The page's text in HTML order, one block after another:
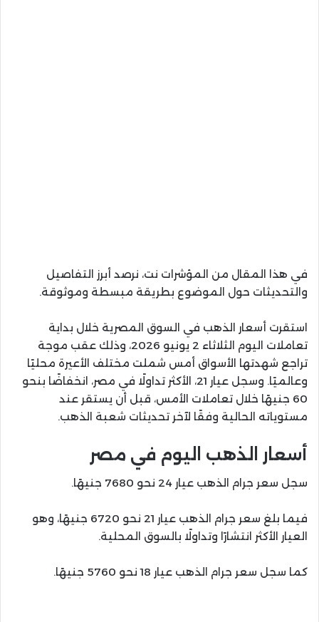
في هذا المقال من المؤشرات نت، نرصد أبرز التفاصيل
والتحديثات حول الموضوع بطريقة مبسطة وموثوقة.
استقرت أسعار الذهب في السوق المصرية خلال بداية
تعاملات اليوم الثلاثاء 2 يونيو 2026، وذلك عقب موجة
تراجع شهدتها الأسواق أمس شملت مختلف الأعيرة محليًا
وعالميًا. وسجل عيار 21، الأكثر تداولًا في مصر، انخفاضًا بنحو
60 جنيهًا خلال تعاملات الأمس، قبل أن يستقر عند
مستوياته الحالية وفقًا لآخر تحديثات شعبة الذهب.
أسعار الذهب اليوم في مصر
سجل سعر جرام الذهب عيار 24 نحو 7680 جنيهًا.
فيما بلغ سعر جرام الذهب عيار 21 نحو 6720 جنيهًا، وهو
العيار الأكثر انتشارًا وتداولًا بالسوق المحلية.
كما سجل سعر جرام الذهب عيار 18 نحو 5760 جنيهًا.